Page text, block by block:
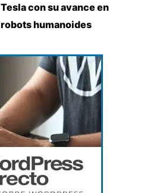
Tesla con su avance en
robots humanoides